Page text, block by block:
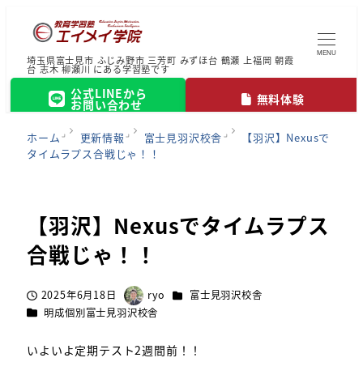
埼玉県富士見市 ふじみ野市 三芳町 みずほ台 鶴瀬 上福岡 朝霞
台 志木 柳瀬川 にある学習塾です
公式LINEから
お問い合わせ 無料体験
MENU
ホーム 更新情報 富士見羽沢校舎
【羽沢】Nexusで
タイムラプス合戦じゃ！！
【羽沢】Nexusでタイムラプス
合戦じゃ！！
投稿日2025年6月18日
著
者
ryo カテゴリー
富士見羽沢校舎
カテゴリー
明成個別富士見羽沢校舎
いよいよ定期テスト2週間前！！